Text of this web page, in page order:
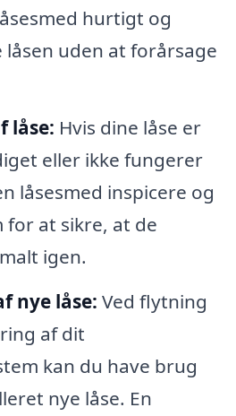
hurtigt og
uden at forårsage
låse: Hvis dine låse er
eller ikke fungerer
låsesmed inspicere og
for at sikre, at de
igen.
nye låse: Ved flytning
af dit
kan du have brug
nye låse. En